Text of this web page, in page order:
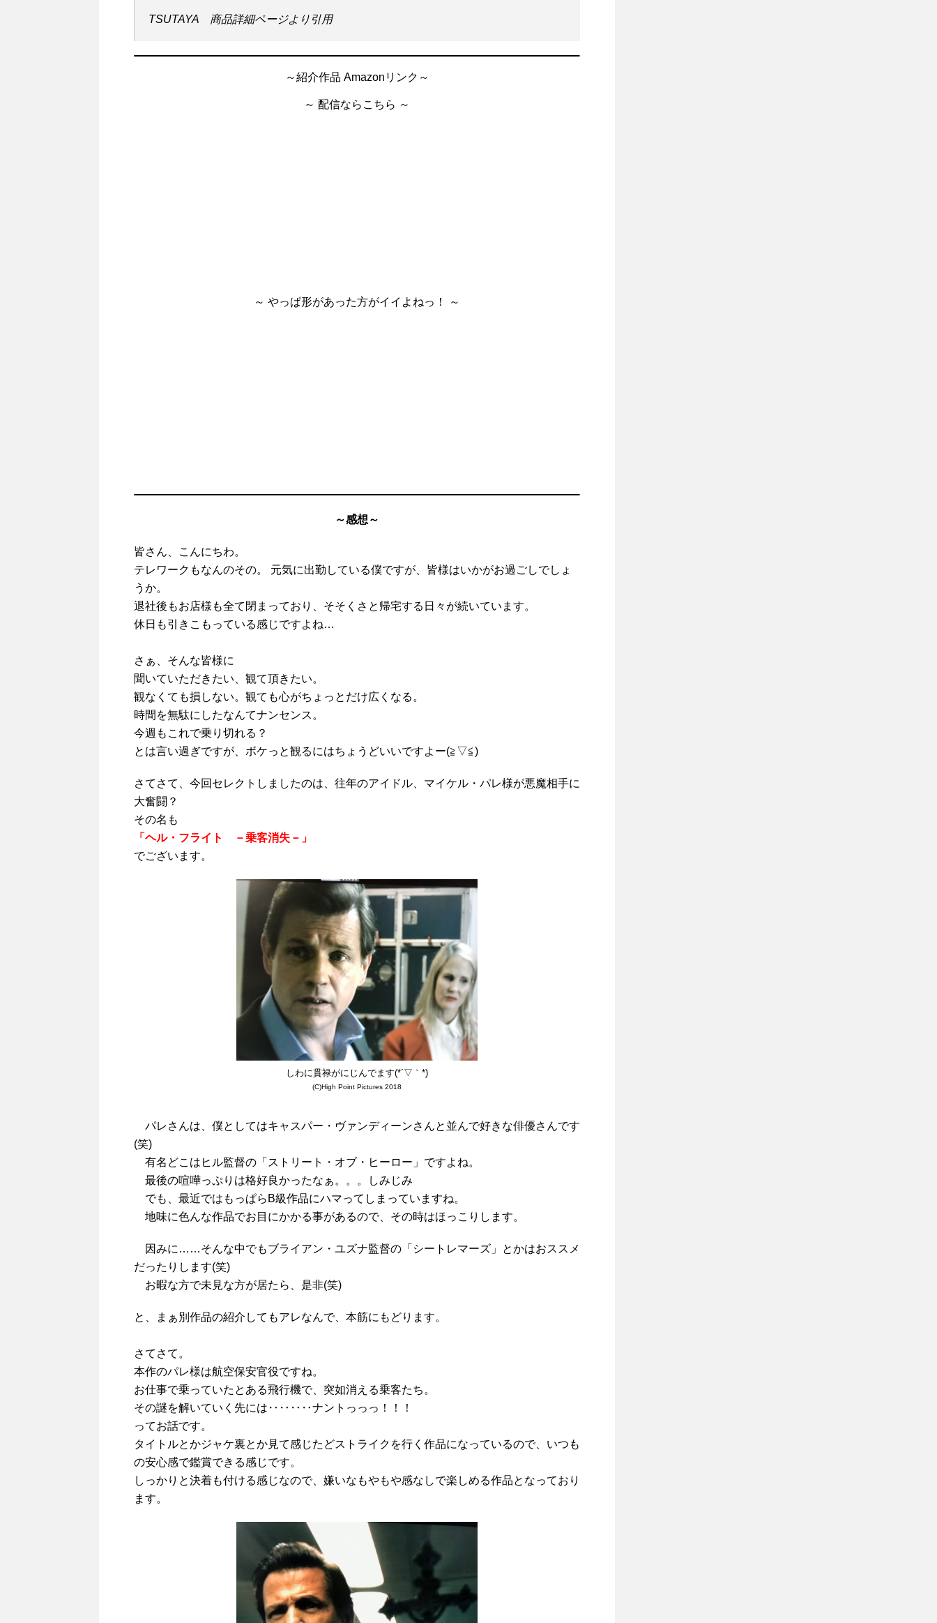
TSUTAYA 商品詳細ページより引用
～紹介作品 Amazonリンク～
～ 配信ならこちら ～
～ やっぱ形があった方がイイよねっ！ ～
～感想～
皆さん、こんにちわ。
テレワークもなんのその。 元気に出勤している僕ですが、皆様はいかがお過ごしでしょ
うか。
退社後もお店様も全て閉まっており、そそくさと帰宅する日々が続いています。
休日も引きこもっている感じですよね…
さぁ、そんな皆様に
聞いていただきたい、観て頂きたい。
観なくても損しない。観ても心がちょっとだけ広くなる。
時間を無駄にしたなんてナンセンス。
今週もこれで乗り切れる？
とは言い過ぎですが、ボケっと観るにはちょうどいいですよー(≧▽≦)
さてさて、今回セレクトしましたのは、往年のアイドル、マイケル・パレ様が悪魔相手に
大奮闘？
その名も
「ヘル・フライト －乗客消失－」
でございます。
しわに貫禄がにじんでます(*´▽｀*)
(C)High Point Pictures 2018
パレさんは、僕としてはキャスパー・ヴァンディーンさんと並んで好きな俳優さんです
(笑)
有名どこはヒル監督の「ストリート・オブ・ヒーロー」ですよね。
最後の喧嘩っぷりは格好良かったなぁ。。。しみじみ
でも、最近ではもっぱらB級作品にハマってしまっていますね。
地味に色んな作品でお目にかかる事があるので、その時はほっこりします。
因みに……そんな中でもブライアン・ユズナ監督の「シートレマーズ」とかはおススメ
だったりします(笑)
お暇な方で未見な方が居たら、是非(笑)
と、まぁ別作品の紹介してもアレなんで、本筋にもどります。
さてさて。
本作のパレ様は航空保安官役ですね。
お仕事で乗っていたとある飛行機で、突如消える乗客たち。
その謎を解いていく先には‥‥‥‥ナントっっっ！！！
ってお話です。
タイトルとかジャケ裏とか見て感じたどストライクを行く作品になっているので、いつも
の安心感で鑑賞できる感じです。
しっかりと決着も付ける感じなので、嫌いなもやもや感なしで楽しめる作品となっており
ます。